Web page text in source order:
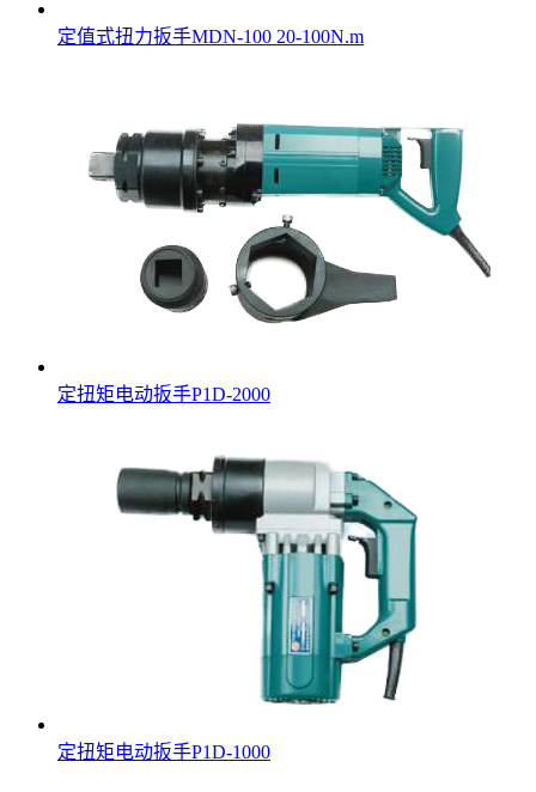
定值式扭力扳手MDN-100 20-100N.m
定扭矩电动扳手P1D-2000
定扭矩电动扳手P1D-1000